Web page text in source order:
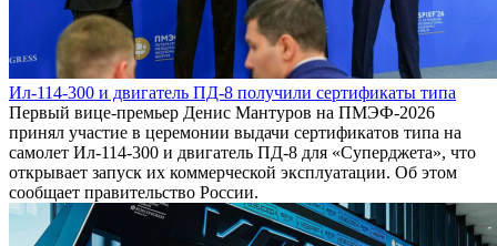
Ил-114-300 и двигатель ПД-8 получили сертификаты типа
Первый вице-премьер Денис Мантуров на ПМЭФ-2026
принял участие в церемонии выдачи сертификатов типа на
самолет Ил-114-300 и двигатель ПД-8 для «Суперджета», что
открывает запуск их коммерческой эксплуатации. Об этом
сообщает правительство России.